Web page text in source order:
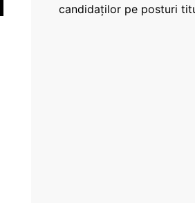
candidaților pe posturi